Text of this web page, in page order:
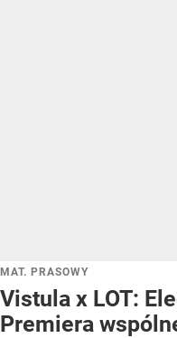
MAT. PRASOWY
Vistula x LOT:
Premiera